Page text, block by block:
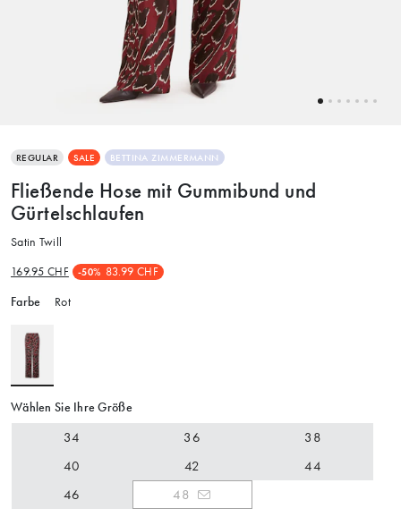
REGULAR SALE BETTINA ZIMMERMANN
Fließende Hose mit Gummibund und
Gürtelschlaufen
Satin Twill
169.95 CHF -50% 83.99 CHF
Farbe Rot
Wählen Sie Ihre Größe
34 36
38
40
42
44
46
48